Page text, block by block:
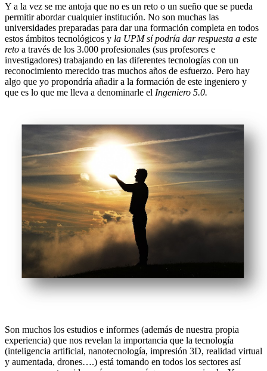
Y a la vez se me antoja que no es un reto o un sueño que se pueda
permitir abordar cualquier institución. No son muchas las
universidades preparadas para dar una formación completa en todos
estos ámbitos tecnológicos y la UPM sí podría dar respuesta a este
reto a través de los 3.000 profesionales (sus profesores e
investigadores) trabajando en las diferentes tecnologías con un
reconocimiento merecido tras muchos años de esfuerzo. Pero hay
algo que yo propondría añadir a la formación de este ingeniero y
que es lo que me lleva a denominarle el Ingeniero 5.0.
Son muchos los estudios e informes (además de nuestra propia
experiencia) que nos revelan la importancia que la tecnología
(inteligencia artificial, nanotecnología, impresión 3D, realidad virtual
y aumentada, drones….) está tomando en todos los sectores así